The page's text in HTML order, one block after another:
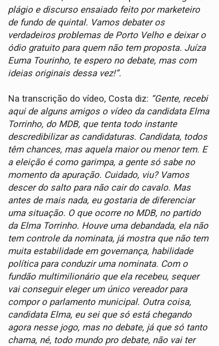
plágio e discurso ensaiado feito por marketeiro
de fundo de quintal. Vamos debater os
verdadeiros problemas de Porto Velho e deixar o
ódio gratuito para quem não tem proposta. Juíza
Euma Tourinho, te espero no debate, mas com
ideias originais dessa vez!”.
Na transcrição do vídeo, Costa diz: “Gente, recebi
aqui de alguns amigos o vídeo da candidata Elma
Torrinho, do MDB, que tenta todo instante
descredibilizar as candidaturas. Candidata, todos
têm chances, mas aquela maior ou menor tem. E
a eleição é como garimpa, a gente só sabe no
momento da apuração. Cuidado, viu? Vamos
descer do salto para não cair do cavalo. Mas
antes de mais nada, eu gostaria de diferenciar
uma situação. O que ocorre no MDB, no partido
da Elma Torrinho. Houve uma debandada, ela não
tem controle da nominata, já mostra que não tem
muita estabilidade em governança, habilidade
política para conduzir uma nominata. Com o
fundão multimilionário que ela recebeu, sequer
vai conseguir eleger um único vereador para
compor o parlamento municipal. Outra coisa,
candidata Elma, eu sei que só está chegando
agora nesse jogo, mas no debate, já que só tanto
chama, né, todo mundo pro debate, não vai ter